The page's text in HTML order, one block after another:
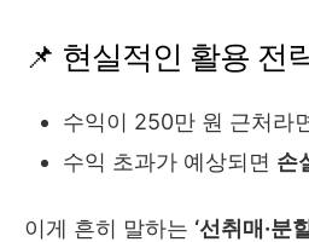
📌 현실적인 활용 전
수익이 250만 원 근처라
수익 초과가 예상되면 손
이게 흔히 말하는 ‘선취매·분